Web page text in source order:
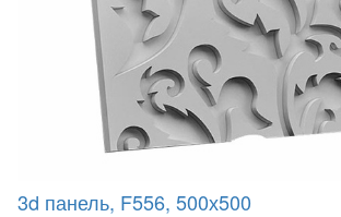
3d панель, F556, 500х500